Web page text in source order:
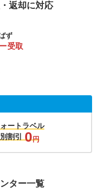
返却に対応
ず
受取
ートラベル
割引
0円
ター一覧